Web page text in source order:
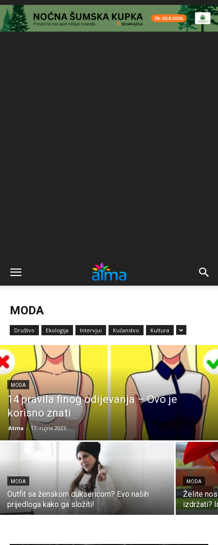
MODA
Društvo Ekologija Intervjui Kućanstvo Kultura
MODA
14 pravila finog odijevanja – Ovo je
korisno znati
Atma - 17. rujna 2023.
MODA
Outfit sa ženskom duksericom? Evo naših
prijedloga kako ga složiti!
MODA
Želite
izdržati?